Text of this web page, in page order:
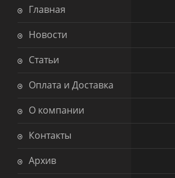
Главная
Новости
Статьи
Оплата и Доставка
О компании
Контакты
Архив